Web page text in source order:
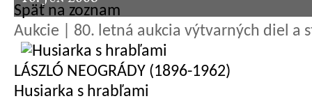
Späť na zoznam
Aukcie | 80. letná aukcia výtvarných diel a
LÁSZLÓ NEOGRÁDY (1896-1962)
Husiarka s hrabľami